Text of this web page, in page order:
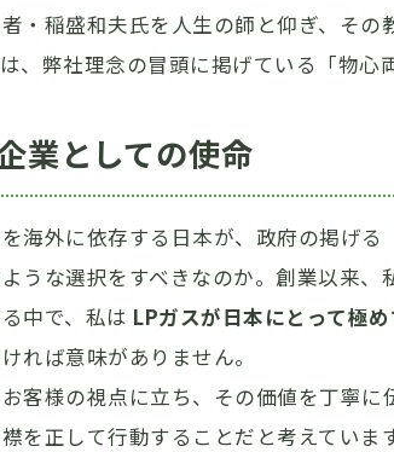
・稲盛和夫氏を人生の師と仰ぎ、そ
、弊社理念の冒頭に掲げている「物心
業としての使命
海外に依存する日本が、政府の掲げ
うな選択をすべきなのか。創業以来、
中で、私は LPガスが日本にとって極
れば意味がありません。
客様の視点に立ち、その価値を丁寧
を正して行動することだと考えています